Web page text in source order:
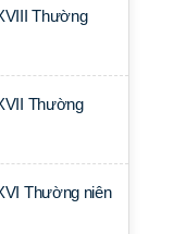
Thường
Thường
Thường niên